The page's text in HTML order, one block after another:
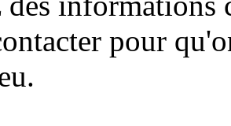
pour